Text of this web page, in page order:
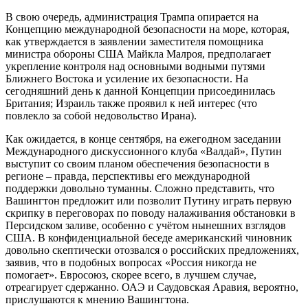
В свою очередь, администрация Трампа опирается на
Концепцию международной безопасности на море, которая,
как утверждается в заявлении заместителя помощника
министра обороны США Майкла Малроя, предполагает
укрепление контроля над основными водными путями
Ближнего Востока и усиление их безопасности. На
сегодняшний день к данной Концепции присоединилась
Британия; Израиль также проявил к ней интерес (что
повлекло за собой недовольство Ирана).
Как ожидается, в конце сентября, на ежегодном заседании
Международного дискуссионного клуба «Валдай», Путин
выступит со своим планом обеспечения безопасности в
регионе – правда, перспективы его международной
поддержки довольно туманны. Сложно представить, что
Вашингтон предложит или позволит Путину играть первую
скрипку в переговорах по поводу налаживания обстановки в
Персидском заливе, особенно с учётом нынешних взглядов
США. В конфиденциальной беседе американский чиновник
довольно скептически отозвался о российских предложениях,
заявив, что в подобных вопросах «Россия никогда не
помогает». Евросоюз, скорее всего, в лучшем случае,
отреагирует сдержанно. ОАЭ и Саудовская Аравия, вероятно,
прислушаются к мнению Вашингтона.